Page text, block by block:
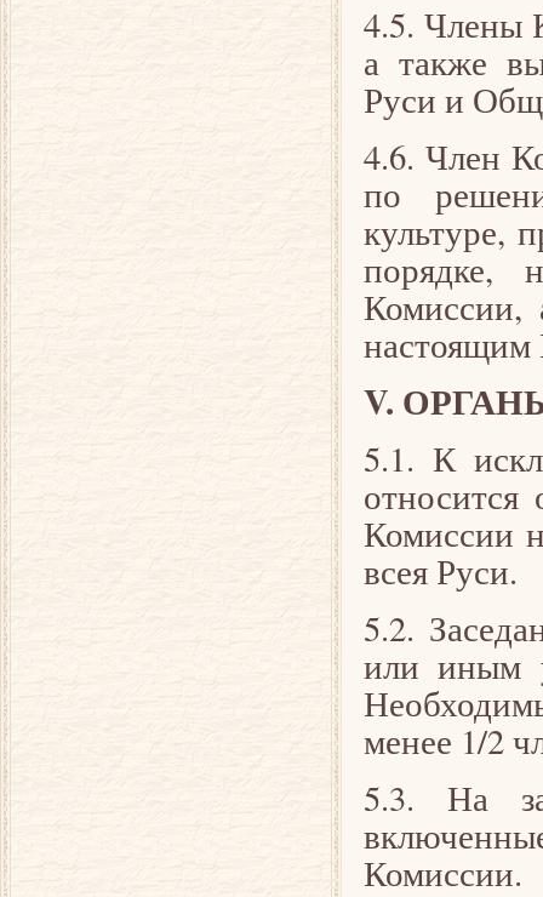
4.5. Члены
а также
Руси и
4.6. Член
по
культуре,
порядке,
Комиссии,
настоящим
V.
5.1. К
относится
Комиссии
всея Руси.
5.2.
или иным
менее 1/2
5.3. На
Комиссии.